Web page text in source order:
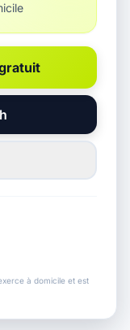
à domicile et est